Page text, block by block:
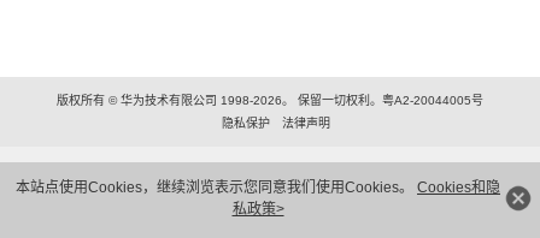
本站点使用Cookies，继续浏览表示您同意我们使用Cookies。 Cookies和隐
私政策>
版权所有 © 华为技术有限公司 1998-2026。 保留一切权利。粤A2-20044005号
隐私保护
法律声明